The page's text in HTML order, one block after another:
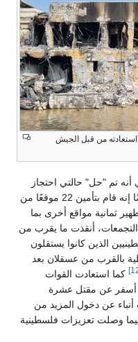
من قبل الجيش
تم "حل" حالتي احتجاز
وقال الجيش الإسرائيلي أيضًا إنه قام بتأمين 22 موقعًا من
ثمانية مواقع أخرى بما
أنقذت ما يقرب من
الذين كانوا يستقلون
بالقرب من عسقلان بعد
كما استعادت القوات
أسفر عن مقتل عشرة
عن دخول المزيد من
وصلت تعزيزات فلسطينية